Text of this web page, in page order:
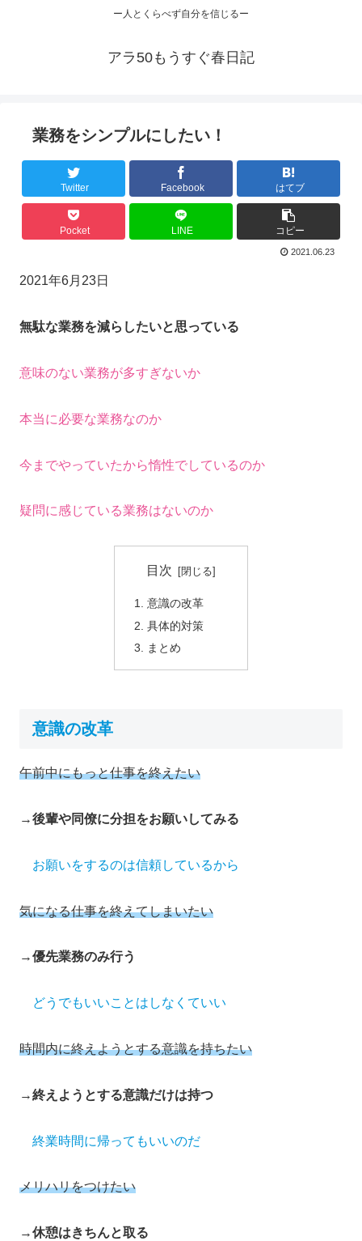
ー人とくらべず自分を信じるー
アラ50もうすぐ春日記
業務をシンプルにしたい！
Twitter Facebook はてブ
Pocket LINE コピー
2021.06.23
2021年6月23日
無駄な業務を減らしたいと思っている
意味のない業務が多すぎないか
本当に必要な業務なのか
今までやっていたから惰性でしているのか
疑問に感じている業務はないのか
目次
意識の改革
具体的対策
まとめ
意識の改革
午前中にもっと仕事を終えたい
→後輩や同僚に分担をお願いしてみる
お願いをするのは信頼しているから
気になる仕事を終えてしまいたい
→優先業務のみ行う
どうでもいいことはしなくていい
時間内に終えようとする意識を持ちたい
→終えようとする意識だけは持つ
終業時間に帰ってもいいのだ
メリハリをつけたい
→休憩はきちんと取る